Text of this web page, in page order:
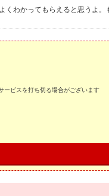
くわかってもらえると思うよ。
ビスを打ち切る場合がございます